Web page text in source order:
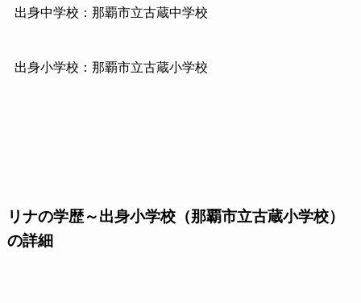
出身中学校：那覇市立古蔵中学校
出身小学校：那覇市立古蔵小学校
リナの学歴～出身小学校（那覇市立古蔵小学校）
の詳細